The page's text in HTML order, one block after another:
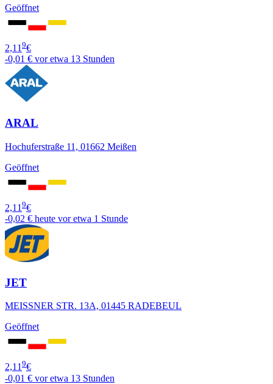
Geöffnet
2,11 9€
-0,01 € vor etwa 13 Stunden
ARAL
Hochuferstraße 11, 01662 Meißen
Geöffnet
2,11 9€
-0,02 € heute vor etwa 1 Stunde
JET
MEISSNER STR. 13A, 01445 RADEBEUL
Geöffnet
2,119€
-0,01 € vor etwa 13 Stunden